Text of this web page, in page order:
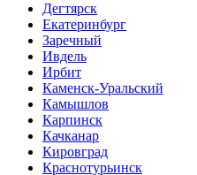
Дегтярск
Екатеринбург
Заречный
Ивдель
Ирбит
Каменск-Уральский
Камышлов
Карпинск
Качканар
Кировград
Краснотурьинск